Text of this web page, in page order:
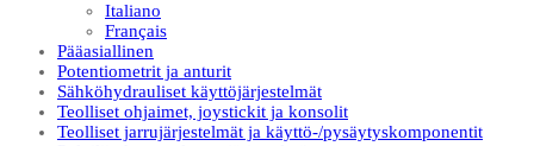
Italiano
Français
Pääasiallinen
Potentiometrit ja anturit
Sähköhydrauliset käyttöjärjestelmät
Teolliset ohjaimet, joystickit ja konsolit
Teolliset jarrujärjestelmät ja käyttö-/pysäytyskomponentit